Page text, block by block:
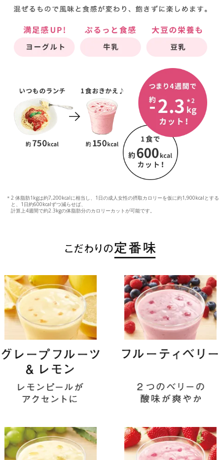
＊2 体脂肪1kgは約7,200kcalに相当し、1日の成人女性の摂取カロリーを仮に約1,900kcalとする
と、1日約600kcalずつ減らせば、
計算上4週間で約2.3kgの体脂肪分のカロリーカットが可能です。